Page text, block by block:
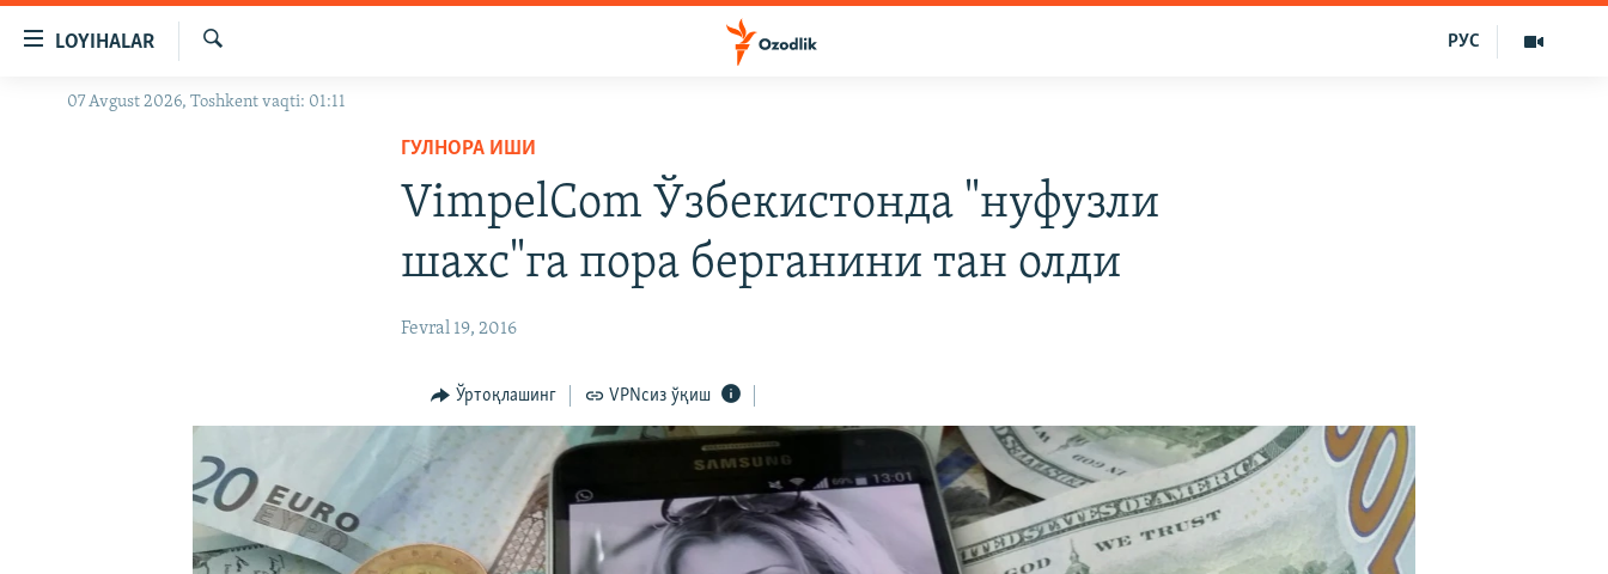
Бош
LOYIHALAR
OZODLIK SURISHTIRUVLARI
Излаш
РУС
07 Avgust 2026, Toshkent vaqti: 01:11
ГУЛНОРА ИШИ
VimpelCom Ўзбекистонда "нуфузли
шахс"га пора берганини тан олди
Fevral 19, 2016
Ўртоқлашинг VPNсиз ўқиш